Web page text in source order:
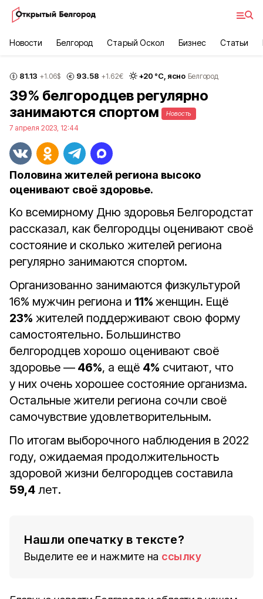
Новости Белгород Старый Оскол Бизнес Статьи
81.13 +1.06$ 93.58 +1.62€ +20 °С, ясно Белгород
39% белгородцев регулярно
занимаются спортом
Новость
7 апреля 2023, 12:44
Половина жителей региона высоко
оценивают своё здоровье.
Ко всемирному Дню здоровья Белгородстат
рассказал, как белгородцы оценивают своё
состояние и сколько жителей региона
регулярно занимаются спортом.
Организованно занимаются физкультурой
16% мужчин региона и 11% женщин. Ещё
23% жителей поддерживают свою форму
самостоятельно. Большинство
белгородцев хорошо оценивают своё
здоровье — 46%, а ещё 4% считают, что
у них очень хорошее состояние организма.
Остальные жители региона сочли своё
самочувствие удовлетворительным.
По итогам выборочного наблюдения в 2022
году, ожидаемая продолжительность
здоровой жизни белгородцев составила
59,4 лет.
Нашли опечатку в тексте?
Выделите ее и нажмите на ссылку